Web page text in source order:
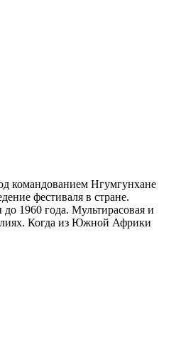
командованием Нгумгунхане
фестиваля в стране.
1960 года. Мультирасовая и
Когда из Южной Африки